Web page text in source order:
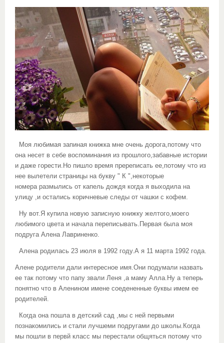
Моя любимая запиная книжка мне очень дорога,потому что
она несет в себе воспоминания из прошлого,забавные истории
и даже горести.Но пишло время пререписать ее,потому что из
нее вылетели страницы на букву " К ",некоторые
номера размылись от капель дождя когда я выходила на
улицу ,и остались коричневые следы от чашки с кофем.
Ну вот.Я купила новую записную книжку желтого,моего
любимого цвета и начала переписывать.Первая была моя
подруга Алена Лавриненко.
Алена родилась 23 июля в 1992 году.А я 11 марта 1992 года.
Алене родители дали интересное имя.Они подумали назвать
ее так потому что папу звали Леня ,а маму Алла.Ну а теперь
понятно что в Аленином имене соедененные буквы имем ее
родителей.
Когда она пошла в детский сад ,мы с ней первыми
познакомились и стали лучшеми подругами до школы.Когда
мы пошли в первй класс мы перестали общяться потому что